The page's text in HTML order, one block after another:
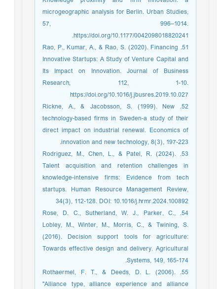
microgeographic analysis for Berlin. Urban Studies,
57, 996–1014.
https://doi.org/10.1177/0042098018820241.
51. Rao, P., Kumar, A., & Rao, S. (2020). Financing
Innovative Startups: A Study of Venture Capital and
Its Impact on Innovation. Journal of Business
Research, 112, 1-10.
https://doi.org/10.1016/j.jbusres.2019.10.027
52. Rickne, A., & Jacobsson, S. (1999). New
technology-based firms in Sweden-a study of their
direct impact on industrial renewal. Economics of
innovation and new technology, 8(3), 197-223.‏
53. Rodriguez, M., Chen, L., & Patel, R. (2024).
Talent acquisition and retention challenges in
knowledge-intensive firms: Evidence from tech
startups. Human Resource Management Review,
34(3), 112-128. DOI: 10.1016/j.hrmr.2024.100892
54. Rose, D. C., Sutherland, W. J., Parker, C.,
Lobley, M., Winter, M., Morris, C., & Twining, S.
(2016). Decision support tools for agriculture:
Towards effective design and delivery. Agricultural
Systems, 149, 165-174.
55. Rothaermel, F. T., & Deeds, D. L. (2006).
"Alliance type, alliance experience and alliance